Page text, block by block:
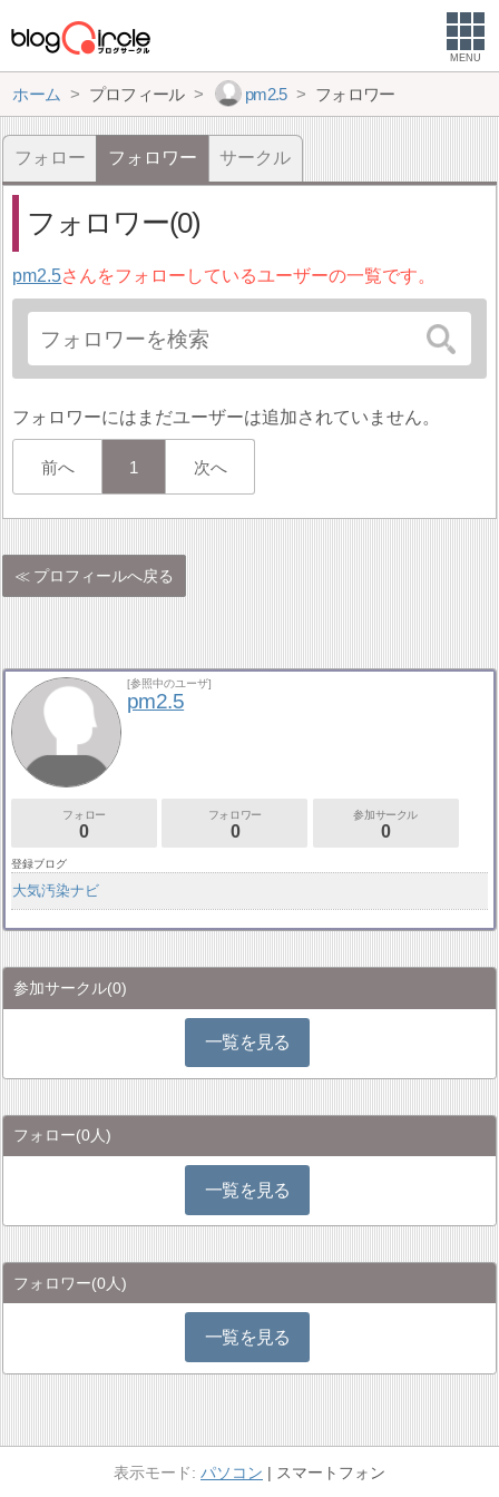
MENU
ホーム プロフィール pm2.5 フォロワー
フォロー フォロワー サークル
フォロワー(0)
pm2.5さんをフォローしているユーザーの一覧です。
フォロワーにはまだユーザーは追加されていません。
前へ 1 次へ
プロフィールへ戻る
[参照中のユーザ]
pm2.5
フォロー
0
フォロワー
0
参加サークル
0
登録ブログ
大気汚染ナビ
参加サークル(0)
一覧を見る
フォロー(0人)
一覧を見る
フォロワー(0人)
一覧を見る
パソコン スマートフォン